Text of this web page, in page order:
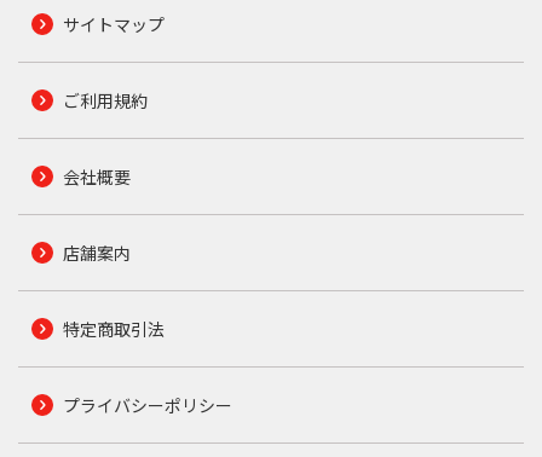
サイトマップ
ご利用規約
会社概要
店舗案内
特定商取引法
プライバシーポリシー